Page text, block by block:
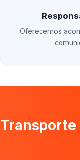
Oferecemos
Transporte